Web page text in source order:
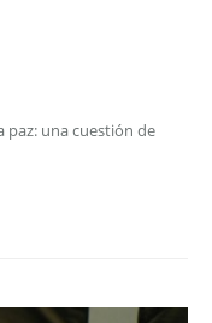
paz: una cuestión de